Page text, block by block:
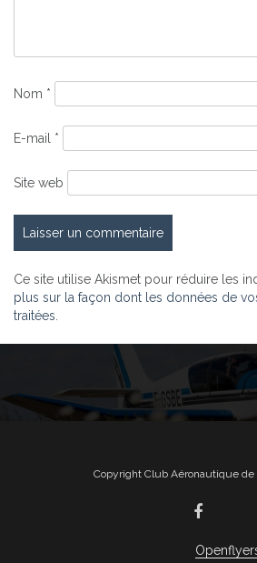
Nom *
E-mail *
Site web
Ce site utilise Akismet pour réduire les
plus sur la façon dont les données de
traitées
Copyright Club Aéronautique de